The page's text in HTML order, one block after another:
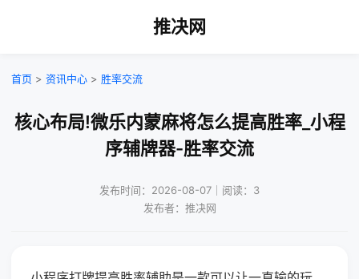
推决网
首页 > 资讯中心 > 胜率交流
核心布局!微乐内蒙麻将怎么提高胜率_小程
序辅牌器-胜率交流
发布时间：2026-08-07｜阅读：3
发布者：推决网